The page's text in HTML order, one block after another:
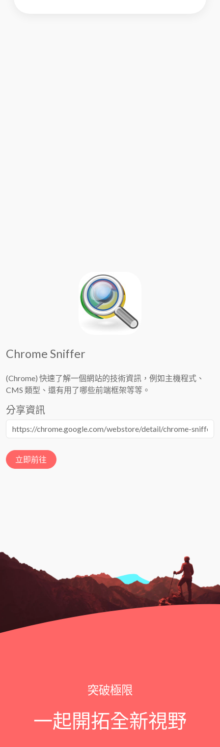
Chrome Sniffer
(Chrome) 快速了解一個網站的技術資訊，例如主機程式、
CMS 類型、還有用了哪些前端框架等等。
分享資訊
立即前往
突破極限
一起開拓全新視野